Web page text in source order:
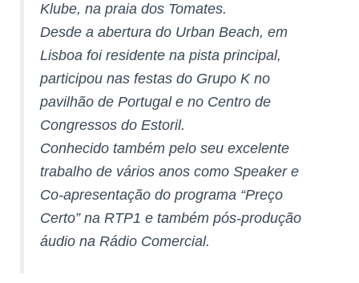
Klube, na praia dos Tomates.
Desde a abertura do Urban Beach, em
Lisboa foi residente na pista principal,
participou nas festas do Grupo K no
pavilhão de Portugal e no Centro de
Congressos do Estoril.
Conhecido também pelo seu excelente
trabalho de vários anos como Speaker e
Co-apresentação do programa “Preço
Certo” na RTP1 e também pós-produção
áudio na Rádio Comercial.